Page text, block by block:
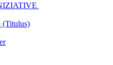
(Titulus)